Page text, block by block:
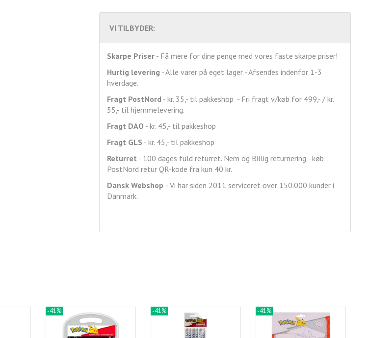
VI TILBYDER:
Skarpe Priser- Få mere for dine penge med vores faste skarpe priser!
Hurtig levering - Alle varer på eget lager - Afsendes indenfor 1-3
hverdage.
Fragt PostNord- kr. 35,- til pakkeshop - Fri fragt v/køb for 499,- / kr.
55,- til hjemmelevering.
Fragt DAO - kr. 45,- til pakkeshop
Fragt GLS - kr. 45,- til pakkeshop
Returret - 100 dages fuld returret. Nem og Billig returnering - køb
PostNord retur QR-kode fra kun 40 kr.
Dansk Webshop - Vi har siden 2011 serviceret over 150.000 kunder i
Danmark.
-41% -41% -41%